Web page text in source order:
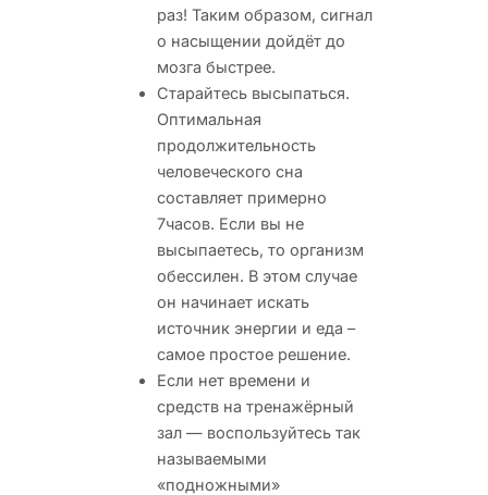
раз! Таким образом, сигнал
о насыщении дойдёт до
мозга быстрее.
Старайтесь высыпаться.
Оптимальная
продолжительность
человеческого сна
составляет примерно
7часов. Если вы не
высыпаетесь, то организм
обессилен. В этом случае
он начинает искать
источник энергии и еда –
самое простое решение.
Если нет времени и
средств на тренажёрный
зал — воспользуйтесь так
называемыми
«подножными»